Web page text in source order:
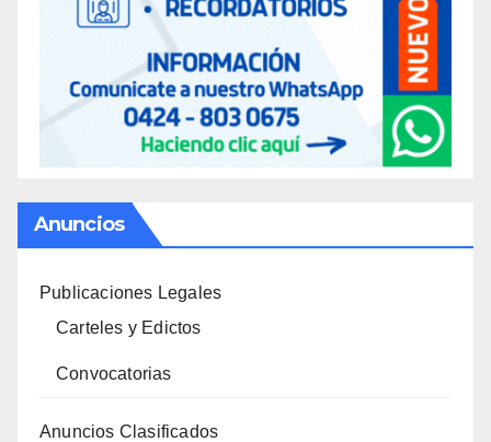
Anuncios
Publicaciones Legales
Carteles y Edictos
Convocatorias
Anuncios Clasificados